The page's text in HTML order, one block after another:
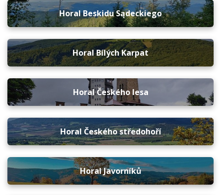
Horal Beskidu Sądeckiego
Horal Bílých Karpat
Horal Českého lesa
Horal Českého středohoří
Horal Javorníků